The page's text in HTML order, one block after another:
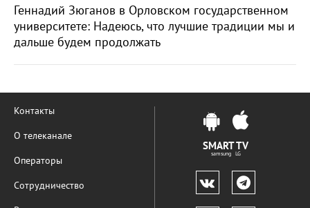
Геннадий Зюганов в Орловском государственном
университете: Надеюсь, что лучшие традиции мы и
дальше будем продолжать
Контакты
О телеканале
Операторы
Сотрудничество
SMART TV
samsung LG